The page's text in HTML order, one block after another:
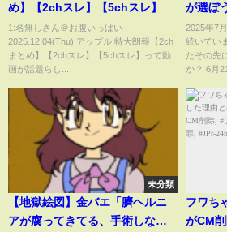
め】【2chスレ】【5chスレ】
1:名無しさん＠お腹いっぱい
2025.12.04(Thu) アップル,特大朗報【2ch
まとめ】【2chスレ】【5chスレ】って動
画が話題らし...
が選ぼ
鹿児島
ラ”と
ミステ
2025年7
続いてい
たその先
か？ 6月
未分類
【地獄絵図】金バエ「臍ヘルニ
アが腐ってきてる、手術しない
フワち
がCM削